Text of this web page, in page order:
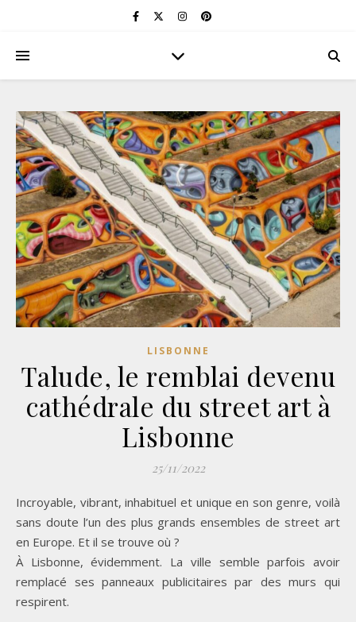
LISBONNE
Talude, le remblai devenu
cathédrale du street art à
Lisbonne
25/11/2022
Incroyable, vibrant, inhabituel et unique en son genre, voilà
sans doute l’un des plus grands ensembles de street art
en Europe. Et il se trouve où ?
À Lisbonne, évidemment. La ville semble parfois avoir
remplacé ses panneaux publicitaires par des murs qui
respirent.